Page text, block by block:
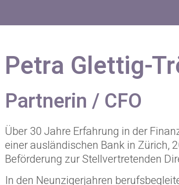
Petra Glettig-
Partnerin / CFO
Über 30 Jahre Erfahrung in der
einer ausländischen Bank in Zürich,
Beförderung zur Stellvertretenden
In den Neunzigerjahren